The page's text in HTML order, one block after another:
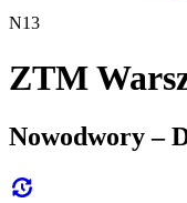
N13
ZTM
Nowodwory –